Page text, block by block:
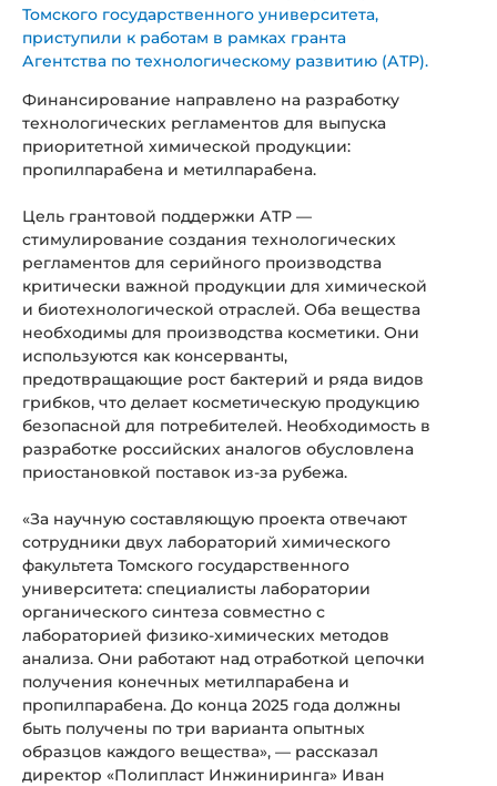
Томского государственного университета,
приступили к работам в рамках гранта
Агентства по технологическому развитию (АТР).
Финансирование направлено на разработку
технологических регламентов для выпуска
приоритетной химической продукции:
пропилпарабена и метилпарабена.
Цель грантовой поддержки АТР —
стимулирование создания технологических
регламентов для серийного производства
критически важной продукции для химической
и биотехнологической отраслей. Оба вещества
необходимы для производства косметики. Они
используются как консерванты,
предотвращающие рост бактерий и ряда видов
грибков, что делает косметическую продукцию
безопасной для потребителей. Необходимость в
разработке российских аналогов обусловлена
приостановкой поставок из-за рубежа.
«За научную составляющую проекта отвечают
сотрудники двух лабораторий химического
факультета Томского государственного
университета: специалисты лаборатории
органического синтеза совместно с
лабораторией физико-химических методов
анализа. Они работают над отработкой цепочки
получения конечных метилпарабена и
пропилпарабена. До конца 2025 года должны
быть получены по три варианта опытных
образцов каждого вещества», — рассказал
директор «Полипласт Инжиниринга» Иван